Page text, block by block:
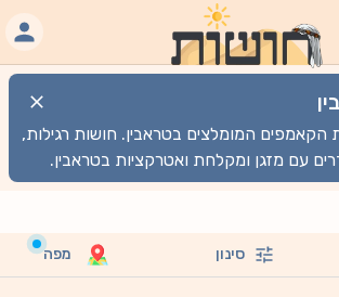
המומלצים בטראבין. חושות רגילות,
עם מזגן ומקלחת ואטרקציות בטראבין.
סינון מפה